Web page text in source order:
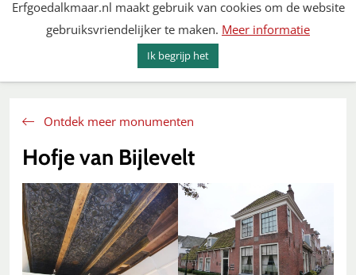
Spring
Erfgoedalkmaar.nl maakt gebruik van cookies om de website
gebruiksvriendelijker te maken. Meer informatie
Ik begrijp het
Ontdek meer monumenten
Hofje van Bijlevelt